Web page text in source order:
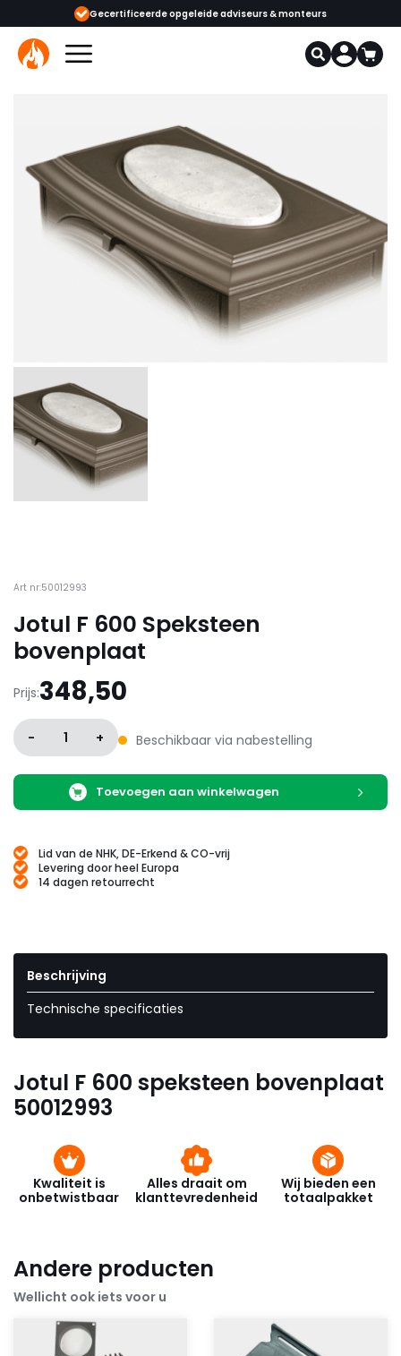
Gecertificeerde opgeleide adviseurs & monteurs 1000+ kachels en
Art nr:50012993
Jotul F 600 Speksteen
bovenplaat
Prijs:348,50
- 1 + Beschikbaar via nabestelling
Toevoegen aan winkelwagen
Lid van de NHK, DE-Erkend & CO-vrij
Levering door heel Europa
14 dagen retourrecht
Beschrijving
Technische specificaties
Jotul F 600 speksteen bovenplaat
50012993
Kwaliteit is
onbetwistbaar
Alles draait om
klanttevredenheid
Wij bieden een
totaalpakket
Andere producten
Wellicht ook iets voor u